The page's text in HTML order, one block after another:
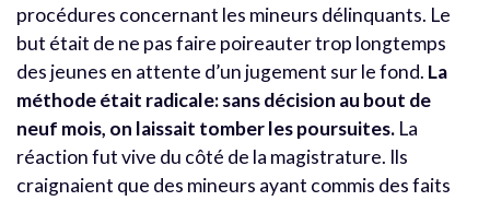
procédures concernant les mineurs délinquants. Le
but était de ne pas faire poireauter trop longtemps
des jeunes en attente d’un jugement sur le fond. La
méthode était radicale: sans décision au bout de
neuf mois, on laissait tomber les poursuites. La
réaction fut vive du côté de la magistrature. Ils
craignaient que des mineurs ayant commis des faits